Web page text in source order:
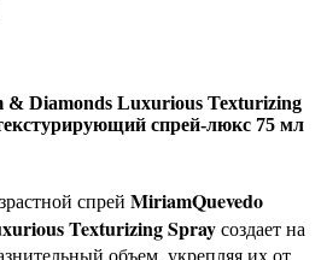
& Diamonds Luxurious Texturizing
спрей-люкс 75 мл
спрей MiriamQuevedo
Texturizing Sprayсоздает на
объем, укрепляя их от